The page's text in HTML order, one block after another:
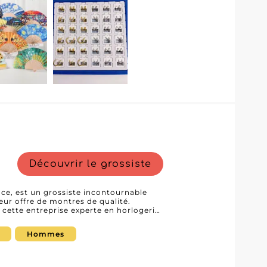
considérablement la gestion des
avancée assure une
le processus d'achat simple et
spécifiques des professionnels du
conditions flexibles leur permettent
s'agisse de petites boutiques
Tang
d'une offre produit novatrice et d'un
approfondie du marché. Ce
Découvrir le grossiste
est un grossiste incontournable
offre de montres de qualité.
entreprise experte en horlogerie
c'est garantir à votre clientèle
le choix idéal pour les
des fashonistas recherchant la
être de leurs enfants. La diversité
Hommes